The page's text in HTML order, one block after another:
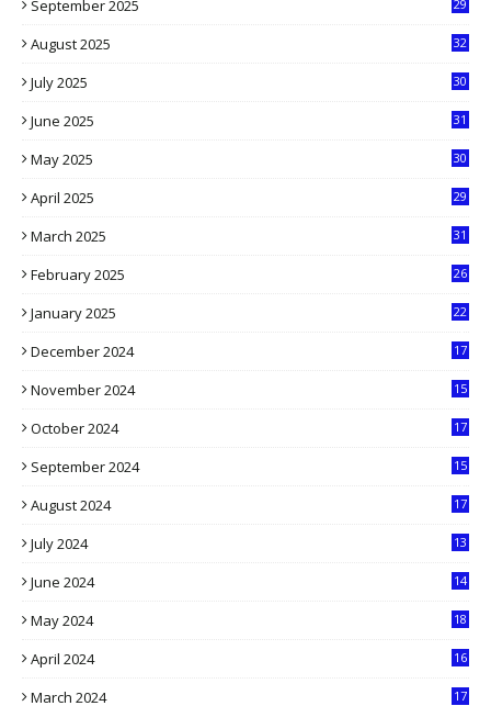
September 2025
29
August 2025
32
July 2025
30
June 2025
31
May 2025
30
April 2025
29
March 2025
31
February 2025
26
January 2025
22
December 2024
17
November 2024
15
October 2024
17
September 2024
15
August 2024
17
July 2024
13
June 2024
14
May 2024
18
April 2024
16
March 2024
17